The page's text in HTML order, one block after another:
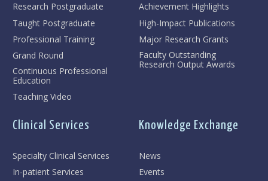
Research Postgraduate
Taught Postgraduate
Professional Training
Grand Round
Continuous Professional
Education
Teaching Video
Achievement Highlights
High-Impact Publications
Major Research Grants
Faculty Outstanding
Research Output Awards
Clinical Services
Specialty Clinical Services
In-patient Services
Knowledge Exchange
News
Events